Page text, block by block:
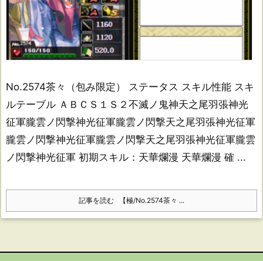
No.2574茶々（包み限定） ステータス スキル性能 スキ
ルテーブル ＡＢＣＳ１Ｓ２不滅ノ鬼神天之尾羽張神光
征軍朧雲ノ閃撃神光征軍朧雲ノ閃撃天之尾羽張神光征軍
朧雲ノ閃撃神光征軍朧雲ノ閃撃天之尾羽張神光征軍朧雲
ノ閃撃神光征軍 初期スキル：天華爛漫 天華爛漫 確 ...
記事を読む 【極/No.2574茶々 ...